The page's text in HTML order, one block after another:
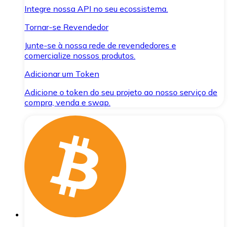
Integre nossa API no seu ecossistema.
Tornar-se Revendedor
Junte-se à nossa rede de revendedores e
comercialize nossos produtos.
Adicionar um Token
Adicione o token do seu projeto ao nosso serviço de
compra, venda e swap.